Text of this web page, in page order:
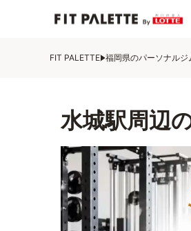
FIT PALETTE 福岡県のパーソナルジ
水城駅周辺